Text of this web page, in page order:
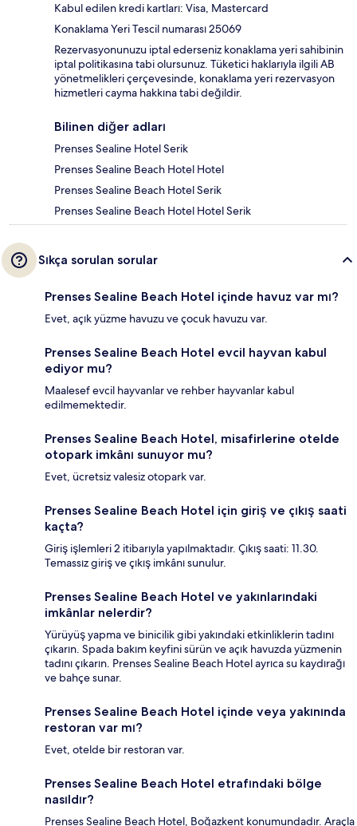
Kabul edilen kredi kartları: Visa, Mastercard
Konaklama Yeri Tescil numarası 25069
Rezervasyonunuzu iptal ederseniz konaklama yeri sahibinin
iptal politikasına tabi olursunuz. Tüketici haklarıyla ilgili AB
yönetmelikleri çerçevesinde, konaklama yeri rezervasyon
hizmetleri cayma hakkına tabi değildir.
Bilinen diğer adları
Prenses Sealine Hotel Serik
Prenses Sealine Beach Hotel Hotel
Prenses Sealine Beach Hotel Serik
Prenses Sealine Beach Hotel Hotel Serik
Sıkça sorulan sorular
Prenses Sealine Beach Hotel içinde havuz var mı?
Evet, açık yüzme havuzu ve çocuk havuzu var.
Prenses Sealine Beach Hotel evcil hayvan kabul
ediyor mu?
Maalesef evcil hayvanlar ve rehber hayvanlar kabul
edilmemektedir.
Prenses Sealine Beach Hotel, misafirlerine otelde
otopark imkânı sunuyor mu?
Evet, ücretsiz valesiz otopark var.
Prenses Sealine Beach Hotel için giriş ve çıkış saati
kaçta?
Giriş işlemleri 2 itibarıyla yapılmaktadır. Çıkış saati: 11.30.
Temassız giriş ve çıkış imkânı sunulur.
Prenses Sealine Beach Hotel ve yakınlarındaki
imkânlar nelerdir?
Yürüyüş yapma ve binicilik gibi yakındaki etkinliklerin tadını
çıkarın. Spada bakım keyfini sürün ve açık havuzda yüzmenin
tadını çıkarın. Prenses Sealine Beach Hotel ayrıca su kaydırağı
ve bahçe sunar.
Prenses Sealine Beach Hotel içinde veya yakınında
restoran var mı?
Evet, otelde bir restoran var.
Prenses Sealine Beach Hotel etrafındaki bölge
nasıldır?
Prenses Sealine Beach Hotel, Boğazkent konumundadır. Araçla